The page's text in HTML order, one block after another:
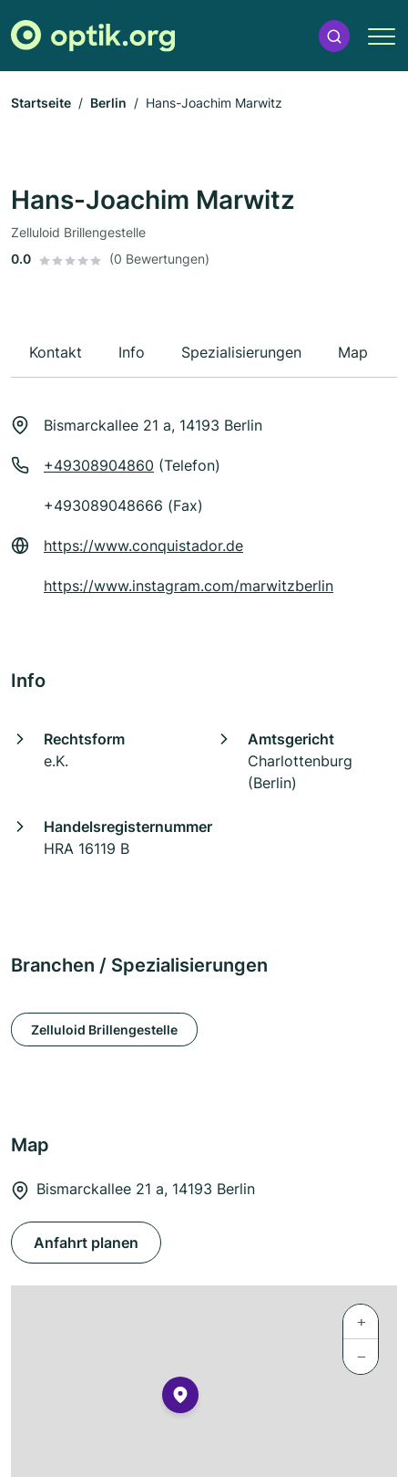
Startseite Berlin Hans-Joachim Marwitz
Hans-Joachim Marwitz
Zelluloid Brillengestelle
0.0
(0 Bewertungen)
Kontakt Info Spezialisierungen Map
Bismarckallee 21 a, 14193 Berlin
+49308904860 (Telefon)
+493089048666 (Fax)
https://www.conquistador.de
https://www.instagram.com/marwitzberlin
Info
Rechtsform
e.K.
Amtsgericht
Charlottenburg
(Berlin)
Handelsregisternummer
HRA 16119 B
Branchen / Spezialisierungen
Zelluloid Brillengestelle
Map
Bismarckallee 21 a, 14193 Berlin
Anfahrt planen
+
−